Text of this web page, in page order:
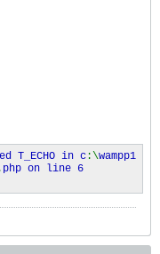
T_ECHO in c :\wampp1
. php on line 6